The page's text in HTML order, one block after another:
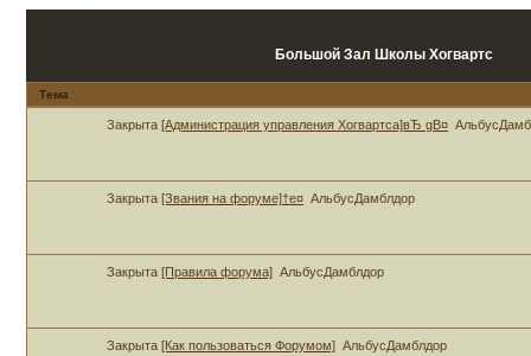
Большой Зал Школы Хогвартс
Тема
Закрыта [Администрация управления Хогвартса]вЂ gВ¤
Закрыта [Звания на форуме]†e¤ АльбусДамблдор
Закрыта [Правила форума] АльбусДамблдор
Закрыта [Как пользоваться Форумом] АльбусДамблдор